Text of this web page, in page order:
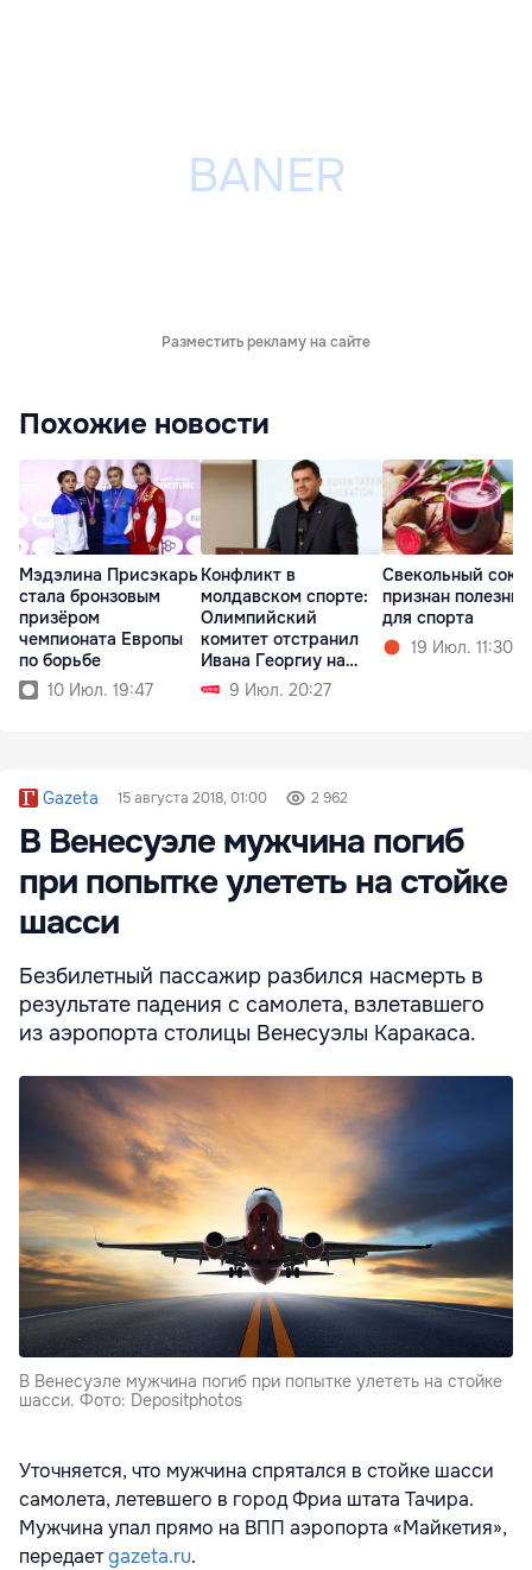
Разместить рекламу на сайте
Похожие новости
Мэдэлина Присэкарь
стала бронзовым
призёром
чемпионата Европы
по борьбе
10 Июл. 19:47
Конфликт в
молдавском спорте:
Олимпийский
комитет отстранил
Ивана Георгиу на
полгода
9 Июл. 20:27
Свекольный сок
признан
для спорта
19 Июл. 11:30
Gazeta 15 августа 2018, 01:00 2 962
В Венесуэле мужчина погиб
при попытке улететь на стойке
шасси
Безбилетный пассажир разбился насмерть в
результате падения с самолета, взлетавшего
из аэропорта столицы Венесуэлы Каракаса.
В Венесуэле мужчина погиб при попытке улететь на стойке
шасси. Фото: Depositphotos
Уточняется, что мужчина спрятался в стойке шасси
самолета, летевшего в город Фриа штата Тачира.
Мужчина упал прямо на ВПП аэропорта «Майкетия»,
передаетgazeta.ru.